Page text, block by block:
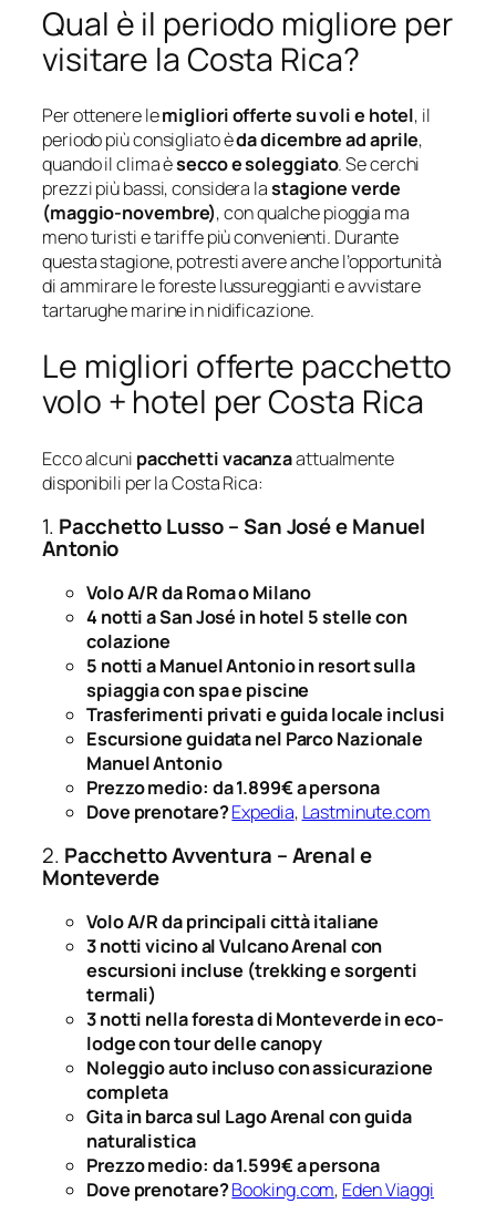
Qual è il periodo migliore per
visitare la Costa Rica?
Per ottenere lemigliori offerte su voli e hotel, il
periodo più consigliato èda dicembre ad aprile,
quando il clima èsecco e soleggiato. Se cerchi
prezzi più bassi, considera lastagione verde
(maggio-novembre), con qualche pioggia ma
meno turisti e tariffe più convenienti. Durante
questa stagione, potresti avere anche l’opportunità
di ammirare le foreste lussureggianti e avvistare
tartarughe marine in nidificazione.
Le migliori offerte pacchetto
volo + hotel per Costa Rica
Ecco alcuni pacchetti vacanzaattualmente
disponibili per la Costa Rica:
1. Pacchetto Lusso – San José e Manuel
Antonio
Volo A/R da Roma o Milano
4 notti a San José in hotel 5 stelle con
colazione
5 notti a Manuel Antonio in resort sulla
spiaggia con spa e piscine
Trasferimenti privati e guida locale inclusi
Escursione guidata nel Parco Nazionale
Manuel Antonio
Prezzo medio: da 1.899€ a persona
Dove prenotare?Expedia, Lastminute.com
2. Pacchetto Avventura – Arenal e
Monteverde
Volo A/R da principali città italiane
3 notti vicino al Vulcano Arenal con
escursioni incluse (trekking e sorgenti
termali)
3 notti nella foresta di Monteverde in eco-
lodge con tour delle canopy
Noleggio auto incluso con assicurazione
completa
Gita in barca sul Lago Arenal con guida
naturalistica
Prezzo medio: da 1.599€ a persona
Dove prenotare?Booking.com, Eden Viaggi